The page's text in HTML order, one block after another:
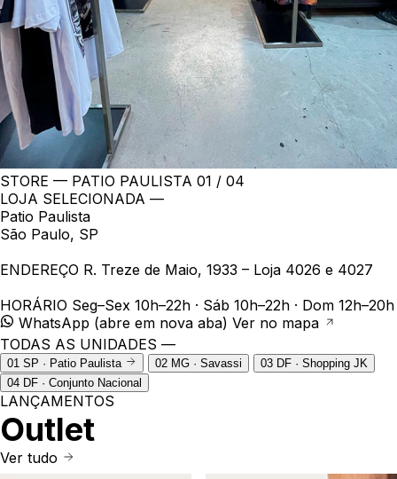
STORE — PATIO PAULISTA 01 / 04
LOJA SELECIONADA —
Patio Paulista
São Paulo, SP
ENDEREÇO R. Treze de Maio, 1933 – Loja 4026 e 4027
HORÁRIO Seg–Sex 10h–22h · Sáb 10h–22h · Dom 12h–20h
WhatsApp (abre em nova aba) Ver no mapa
TODAS AS UNIDADES —
01 SP · Patio Paulista 02 MG · Savassi 03 DF · Shopping JK
04 DF · Conjunto Nacional
LANÇAMENTOS
Outlet
Ver tudo